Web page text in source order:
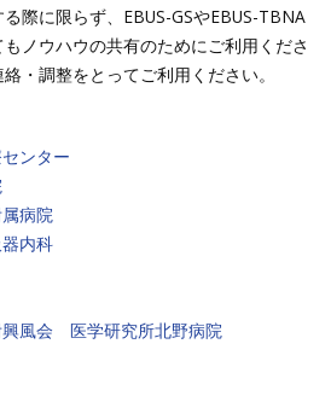
際に限らず、EBUS-GSやEBUS-TBNA
ノウハウの共有のためにご利用くださ
・調整をとってご利用ください。
ンター
病院
内科
風会 医学研究所北野病院